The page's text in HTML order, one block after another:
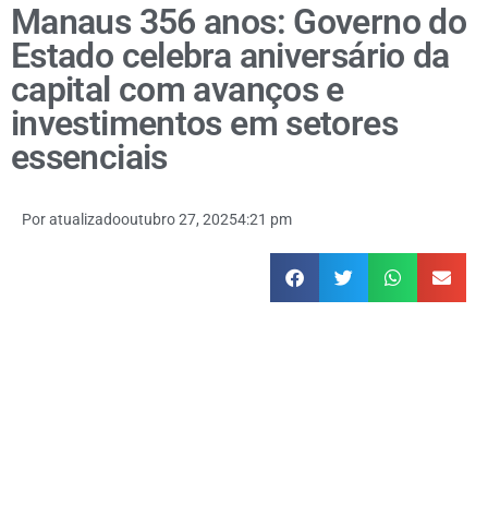
Manaus 356 anos: Governo do
Estado celebra aniversário da
capital com avanços e
investimentos em setores
essenciais
Poratualizadooutubro 27, 20254:21 pm